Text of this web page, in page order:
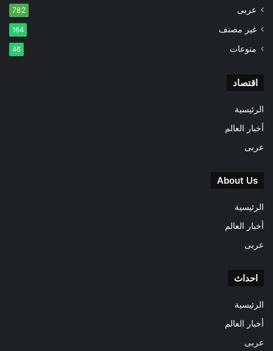
عربى 782
غير مصنف 164
منوعات 46
اقتصاد
الرئيسية
أخبار العالم
عربى
About Us
الرئيسية
أخبار العالم
عربى
احداث
الرئيسية
أخبار العالم
عربى